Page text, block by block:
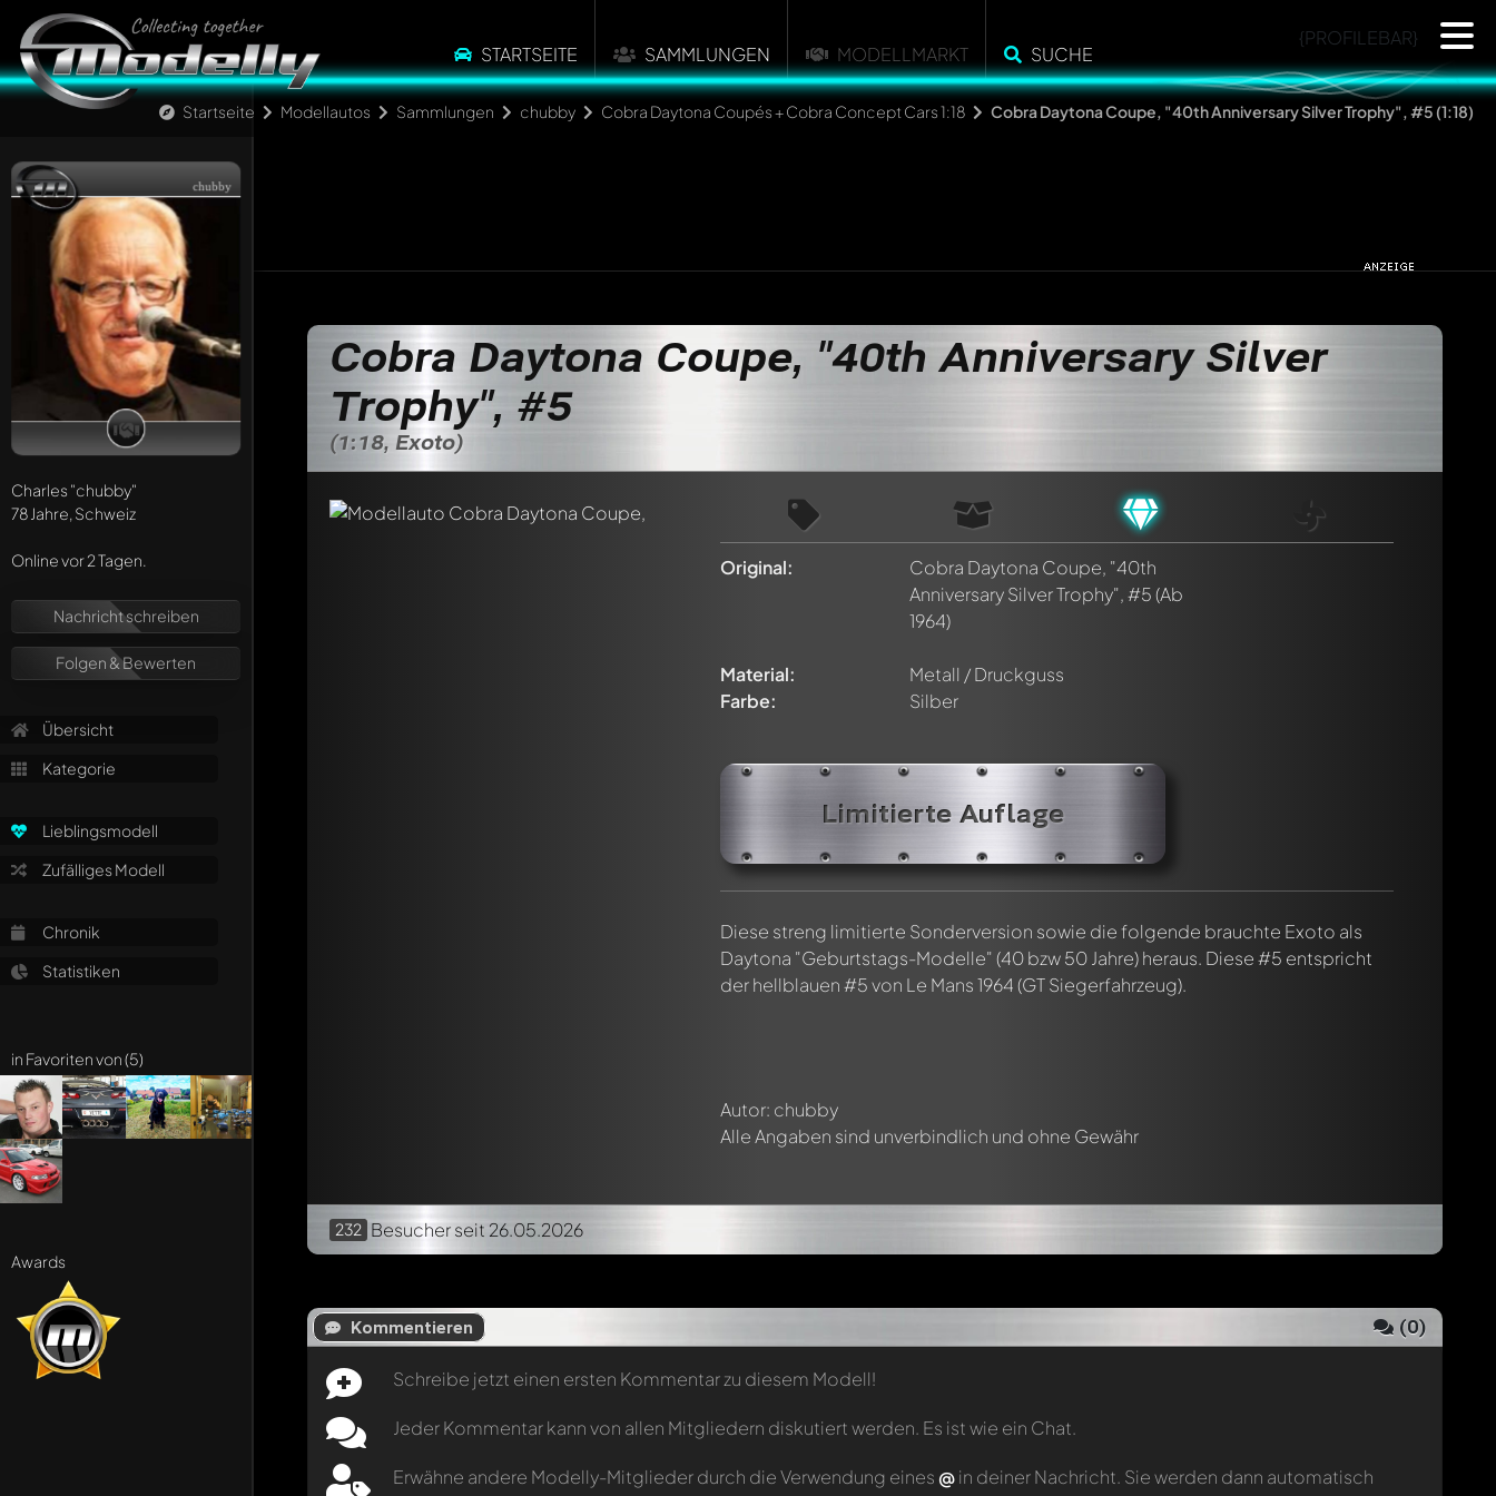
STARTSEITE SAMMLUNGEN MODELLMARKT SUCHE
{PROFILEBAR}
Startseite Modellautos Sammlungen chubby Cobra Daytona Coupés + Cobra Concept Cars 1:18 Cobra Daytona Coupe, "40th Anniversary Silver Trophy", #5 (1:18)
chubby
Charles "chubby"
78 Jahre, Schweiz
Online vor 2 Tagen.
Nachricht schreiben
Folgen & Bewerten
Übersicht
Kategorie
Lieblingsmodell
Zufälliges Modell
Chronik
Statistiken
in Favoriten von (5)
Awards
Cobra Daytona Coupe, "40th Anniversary Silver
Trophy", #5
(1:18, Exoto)
Original:
Cobra Daytona Coupe, "40th
Anniversary Silver Trophy", #5(Ab
1964)
Material:
Metall / Druckguss
Farbe:
Silber
Limitierte Auflage
Diese streng limitierte Sonderversion sowie die folgende brauchte Exoto als
Daytona "Geburtstags-Modelle" (40 bzw 50 Jahre) heraus. Diese #5 entspricht
der hellblauen #5 von Le Mans 1964 (GT Siegerfahrzeug).
Autor: chubby
Alle Angaben sind unverbindlich und ohne Gewähr
232 Besucherseit 26.05.2026
Kommentieren (0)
Schreibe jetzt einen ersten Kommentar zu diesem Modell!
Jeder Kommentar kann von allen Mitgliedern diskutiert werden. Es ist wie ein Chat.
Erwähne andere Modelly-Mitglieder durch die Verwendung eines @in deiner Nachricht. Sie werden dann automatisch
Schreibe jetzt einen ersten Kommentar zu diesem Modell!